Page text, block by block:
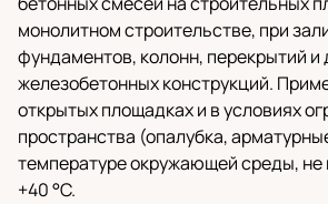
монолитном строительстве, при
фундаментов, колонн, перекрытий и
железобетонных конструкций.
открытых площадках и в условиях
пространства (опалубка,
температуре окружающей среды,
+40 °C.